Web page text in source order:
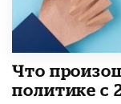
​Что
политике с